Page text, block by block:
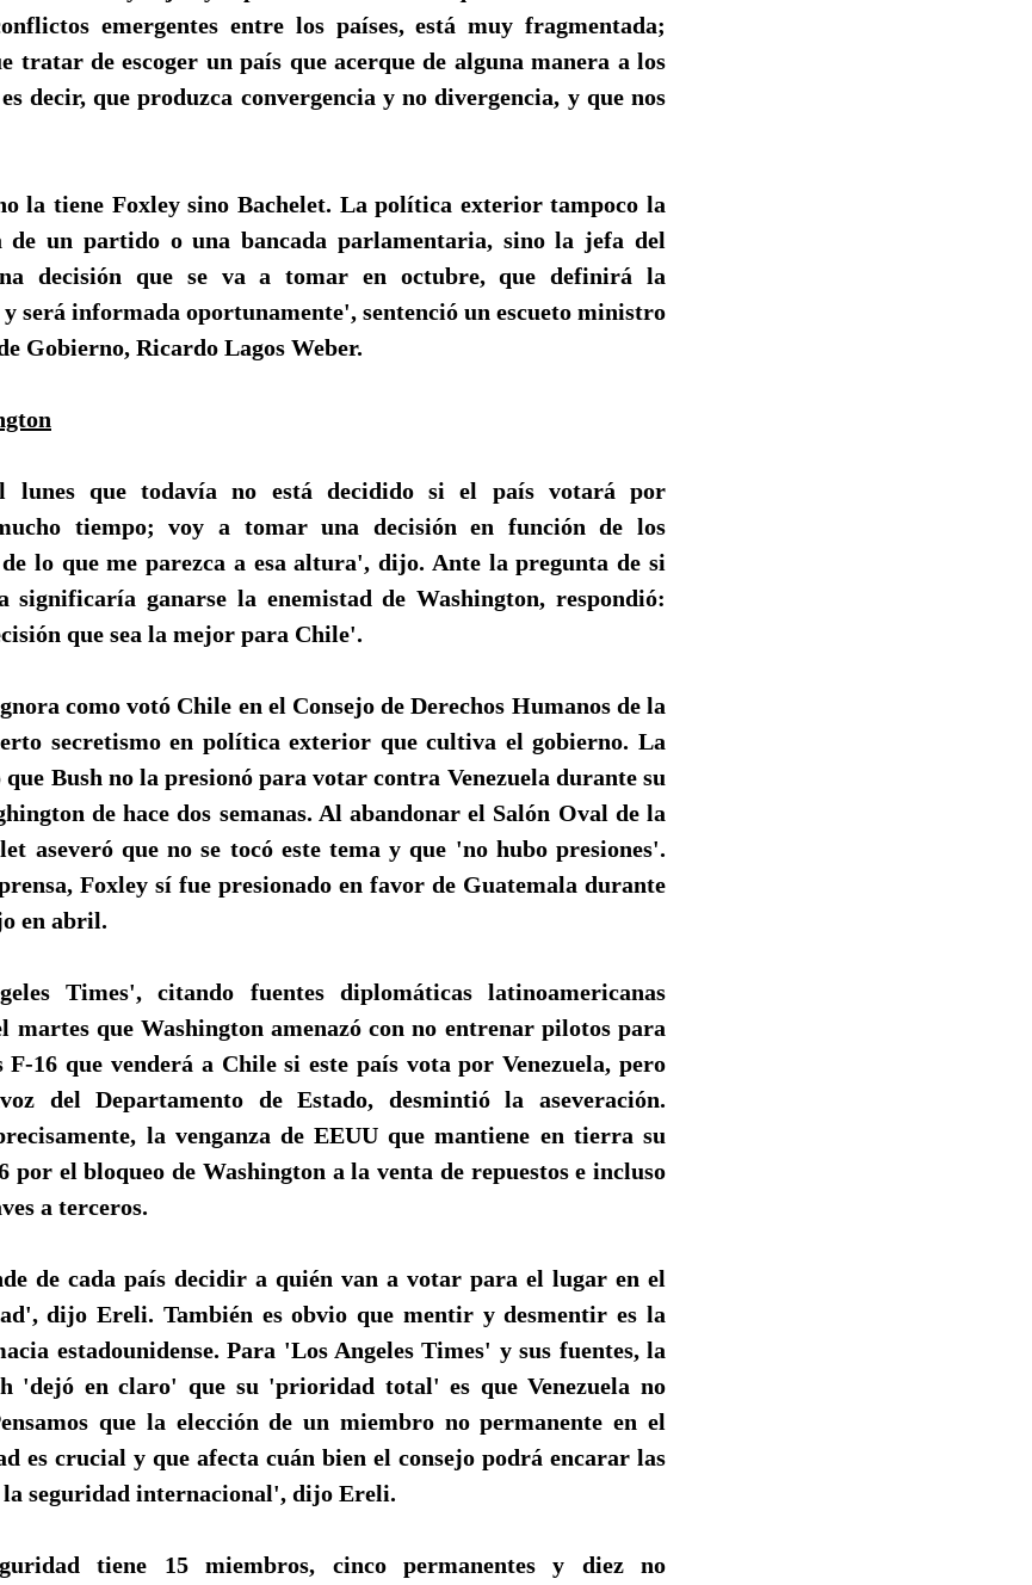
emergentes entre los países, está muy fragmentada;
tratar de escoger un país que acerque de alguna manera a los
decir, que produzca convergencia y no divergencia, y que nos
la tiene Foxley sino Bachelet. La política exterior tampoco la
de un partido o una bancada parlamentaria, sino la jefa del
decisión que se va a tomar en octubre, que definirá la
será informada oportunamente', sentenció un escueto ministro
Gobierno, Ricardo Lagos Weber.
lunes que todavía no está decidido si el país votará por
tiempo; voy a tomar una decisión en función de los
lo que me parezca a esa altura', dijo. Ante la pregunta de si
significaría ganarse la enemistad de Washington, respondió:
que sea la mejor para Chile'.
como votó Chile en el Consejo de Derechos Humanos de la
secretismo en política exterior que cultiva el gobierno. La
Bush no la presionó para votar contra Venezuela durante su
de hace dos semanas. Al abandonar el Salón Oval de la
aseveró que no se tocó este tema y que 'no hubo presiones'.
Foxley sí fue presionado en favor de Guatemala durante
en abril.
Times', citando fuentes diplomáticas latinoamericanas
martes que Washington amenazó con no entrenar pilotos para
F-16 que venderá a Chile si este país vota por Venezuela, pero
del Departamento de Estado, desmintió la aseveración.
la venganza de EEUU que mantiene en tierra su
por el bloqueo de Washington a la venta de repuestos e incluso
a terceros.
de cada país decidir a quién van a votar para el lugar en el
dijo Ereli. También es obvio que mentir y desmentir es la
estadounidense. Para 'Los Angeles Times' y sus fuentes, la
'dejó en claro' que su 'prioridad total' es que Venezuela no
que la elección de un miembro no permanente en el
es crucial y que afecta cuán bien el consejo podrá encarar las
la seguridad internacional', dijo Ereli.
tiene 15 miembros, cinco permanentes y diez no